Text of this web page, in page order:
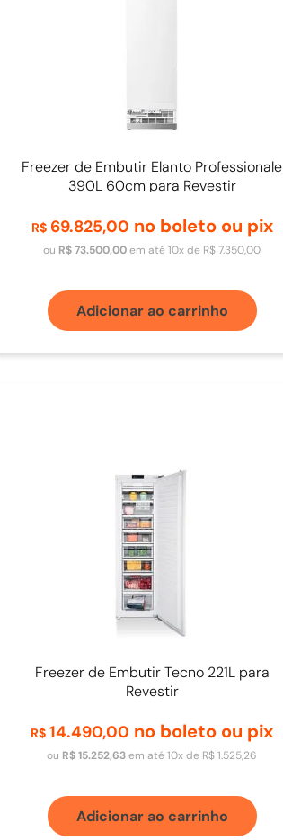
Freezer de Embutir Elanto Professionale
390L 60cm para Revestir
R$ 69.825,00 no boleto ou pix
ou R$73.500,00em até10x de R$7.350,00
Adicionar ao carrinho
Freezer de Embutir Tecno 221L para
Revestir
R$ 14.490,00 no boleto ou pix
ou R$15.252,63em até10x de R$1.525,26
Adicionar ao carrinho